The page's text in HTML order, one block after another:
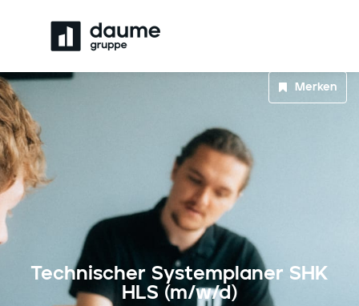
Technischer Systemplaner SHK
HLS (m/w/d)
Merken